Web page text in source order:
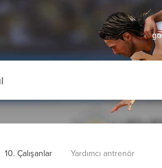
10. Çalışanlar Yardımcı antrenör